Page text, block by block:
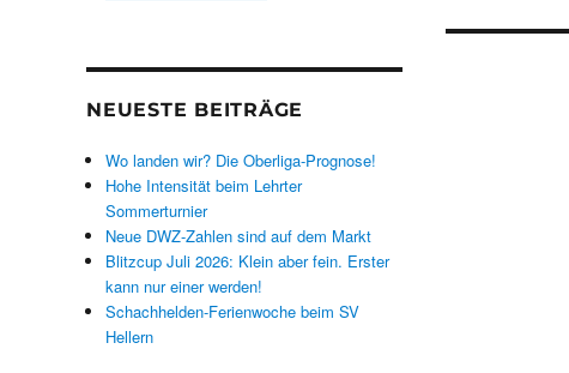
NEUESTE BEITRÄGE
Wo landen wir? Die Oberliga-Prognose!
Hohe Intensität beim Lehrter
Sommerturnier
Neue DWZ-Zahlen sind auf dem Markt
Blitzcup Juli 2026: Klein aber fein. Erster
kann nur einer werden!
Schachhelden-Ferienwoche beim SV
Hellern